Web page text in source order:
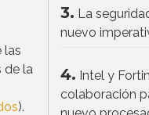
las
de la
).
3. La
nuevo
4. Intel y
colaboración